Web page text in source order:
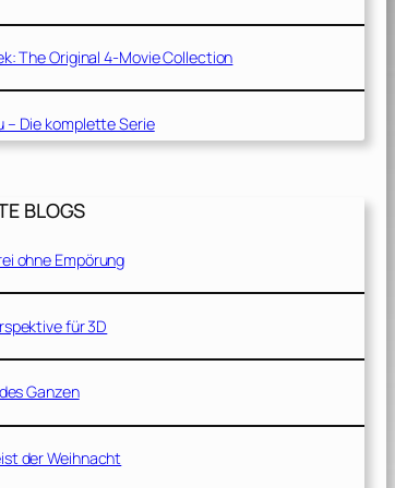
The Original 4-Movie Collection
– Die komplette Serie
BLOGS
ohne Empörung
für 3D
Ganzen
der Weihnacht